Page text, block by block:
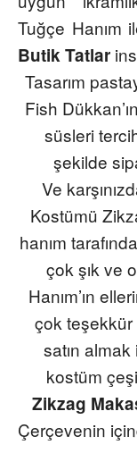
Tuğçe Hanım
Butik Tatlar
Tasarım
Fish
süsleri
şekilde
Ve
Kostümü
hanım
çok şık ve
Hanım’ın
çok
satın
kostüm
Zikzag
Çerçevenin